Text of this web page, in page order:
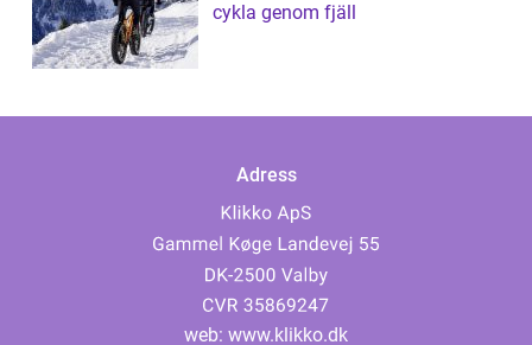
cykla genom fjäll
Adress
web: www.klikko.dk